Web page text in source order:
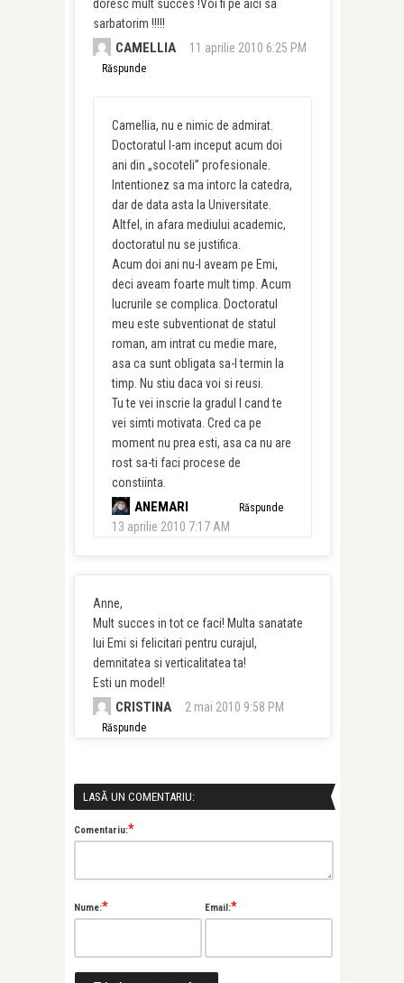
doresc mult succes !Voi fi pe aici sa
sarbatorim !!!!!
CAMELLIA 11 aprilie 2010 6:25 PM
Răspunde
Camellia, nu e nimic de admirat.
Doctoratul l-am inceput acum doi
ani din „socoteli” profesionale.
Intentionez sa ma intorc la catedra,
dar de data asta la Universitate.
Altfel, in afara mediului academic,
doctoratul nu se justifica.
Acum doi ani nu-l aveam pe Emi,
deci aveam foarte mult timp. Acum
lucrurile se complica. Doctoratul
meu este subventionat de statul
roman, am intrat cu medie mare,
asa ca sunt obligata sa-l termin la
timp. Nu stiu daca voi si reusi.
Tu te vei inscrie la gradul I cand te
vei simti motivata. Cred ca pe
moment nu prea esti, asa ca nu are
rost sa-ti faci procese de
constiinta.
ANEMARI
13 aprilie 2010 7:17 AM
Răspunde
Anne,
Mult succes in tot ce faci! Multa sanatate
lui Emi si felicitari pentru curajul,
demnitatea si verticalitatea ta!
Esti un model!
CRISTINA 2 mai 2010 9:58 PM
Răspunde
LASĂ UN COMENTARIU:
Comentariu:*
Nume:* Email:*